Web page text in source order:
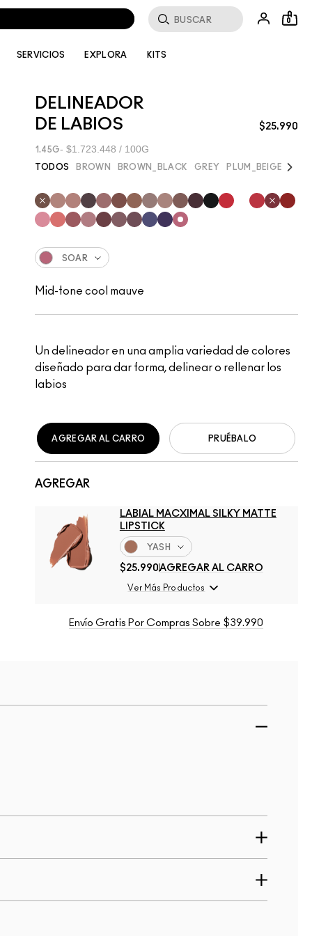
Buscar
0
SERVICIOS EXPLORA KITS
DELINEADOR
DE LABIOS
$25.990
1.45G $1.723.448 / 100G
Un delineador en una amplia variedad de colores
diseñado para dar forma, delinear o rellenar los
labios
TODOS BROWN BROWN_BLACK GREY PLUM_BEIGE Next
SOAR
Mid-tone cool mauve
AGREGAR
LABIAL MACXIMAL SILKY MATTE
LIPSTICK
YASH
$25.990AGREGAR AL CARRO
Ver Más Productos
PRUÉBALO
AGREGAR AL CARRO
Envío Gratis Por Compras Sobre $39.990